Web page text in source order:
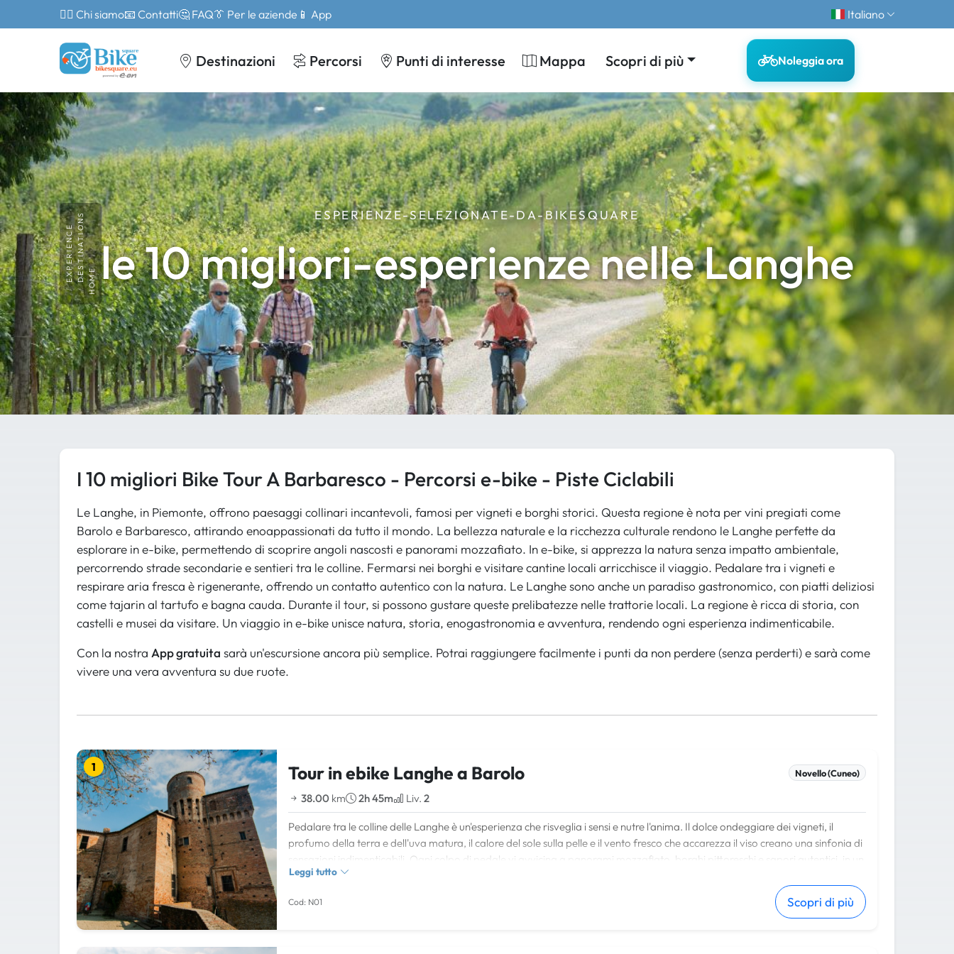
🙎‍♂️ Chi siamo📧 Contatti🤔 FAQ👔 Per le aziende 📱 App Italiano
Destinazioni Percorsi Punti di interesse Mappa Scopri di più Noleggia ora
ESPERIENZE-SELEZIONATE-DA-BIKESQUARE
le 10 migliori-esperienze nelle Langhe
HOME
DESTINATIONS
EXPERIENCE
I 10 migliori Bike Tour A Barbaresco - Percorsi e-bike - Piste Ciclabili
Le Langhe, in Piemonte, offrono paesaggi collinari incantevoli, famosi per vigneti e borghi storici. Questa regione è nota per vini pregiati come
Barolo e Barbaresco, attirando enoappassionati da tutto il mondo. La bellezza naturale e la ricchezza culturale rendono le Langhe perfette da
esplorare in e-bike, permettendo di scoprire angoli nascosti e panorami mozzafiato. In e-bike, si apprezza la natura senza impatto ambientale,
percorrendo strade secondarie e sentieri tra le colline. Fermarsi nei borghi e visitare cantine locali arricchisce il viaggio. Pedalare tra i vigneti e
respirare aria fresca è rigenerante, offrendo un contatto autentico con la natura. Le Langhe sono anche un paradiso gastronomico, con piatti deliziosi
come tajarin al tartufo e bagna cauda. Durante il tour, si possono gustare queste prelibatezze nelle trattorie locali. La regione è ricca di storia, con
castelli e musei da visitare. Un viaggio in e-bike unisce natura, storia, enogastronomia e avventura, rendendo ogni esperienza indimenticabile.
Con la nostra App gratuita sarà un'escursione ancora più semplice. Potrai raggiungere facilmente i punti da non perdere (senza perderti) e sarà come
vivere una vera avventura su due ruote.
1 Tour in ebike Langhe a Barolo Novello (Cuneo)
38.00 km 2h 45m Liv. 2
Pedalare tra le colline delle Langhe è un'esperienza che risveglia i sensi e nutre l'anima. Il dolce ondeggiare dei vigneti, il
profumo della terra e dell'uva matura, il calore del sole sulla pelle e il vento fresco che accarezza il viso creano una sinfonia di
sensazioni indimenticabili. Ogni colpo di pedale vi avvicina a panorami mozzafiato, borghi pittoreschi e sapori autentici, in un
viaggio che è al tempo stesso un'avventura e una carezza per lo spirito.
La Morra
Leggi tutto
Cod: N01 Scopri di più